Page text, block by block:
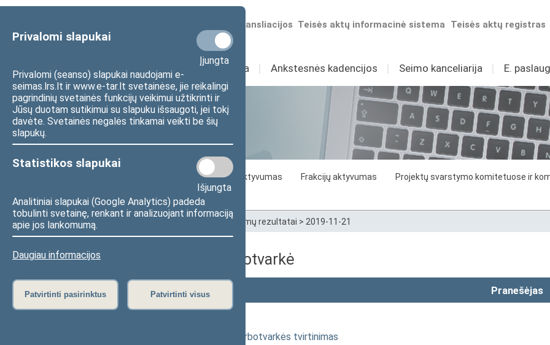
Privalomi slapukai
Įjungta
Privalomi (seanso) slapukai naudojami e-
seimas.lrs.lt ir www.e-tar.lt svetainėse, jie reikalingi
pagrindinių svetainės funkcijų veikimui užtikrinti ir
Jūsų duotam sutikimui su slapuku išsaugoti, jei tokį
davėte. Svetainės negalės tinkamai veikti be šių
slapukų.
Statistikos slapukai
Išjungta
Analitiniai slapukai (Google Analytics) padeda
tobulinti svetainę, renkant ir analizuojant informaciją
apie jos lankomumą.
Daugiau informacijos
Patvirtinti pasirinktus Patvirtinti visus
Teisės aktų registras
Teisės aktų informacinė sistema
Numatomos transliacijos
Sudėtis Veikla I Ankstesnės kadencijos I Seimo kanceliarija I E.
Statistika
Seimo narių aktyvumas Frakcijų aktyvumas
Projektų svarstymo komitetuose ir
Seimo narių balsavimų rezultatai
Pradžia Seimo narių balsavimų rezultatai > 2019-11-21
2019-11-21 dienos darbotvarkė
Numeris Laikas Klausimas Pranešėjas
351 Rytinis posėdis
Posėdžio darbotvarkės tvirtinimas